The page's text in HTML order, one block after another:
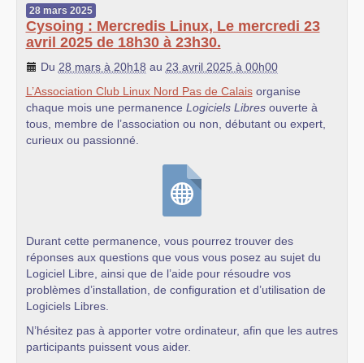
28 mars 2025
Cysoing : Mercredis Linux, Le mercredi 23
avril 2025 de 18h30 à 23h30.
Du 28 mars à 20h18 au 23 avril 2025 à 00h00
L’Association Club Linux Nord Pas de Calaisorganise
chaque mois une permanence Logiciels Libresouverte à
tous, membre de l’association ou non, débutant ou expert,
curieux ou passionné.
Durant cette permanence, vous pourrez trouver des
réponses aux questions que vous vous posez au sujet du
Logiciel Libre, ainsi que de l’aide pour résoudre vos
problèmes d’installation, de configuration et d’utilisation de
Logiciels Libres.
N’hésitez pas à apporter votre ordinateur, afin que les autres
participants puissent vous aider.